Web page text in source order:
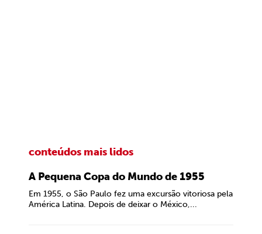
conteúdos mais lidos
A Pequena Copa do Mundo de 1955
Em 1955, o São Paulo fez uma excursão vitoriosa pela
América Latina. Depois de deixar o México,...